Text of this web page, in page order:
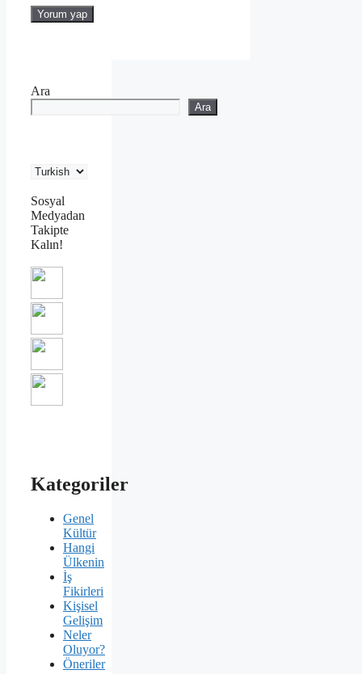
Ara
Ara
Sosyal
Medyadan
Takipte
Kalın!
Kategoriler
Genel
Kültür
Hangi
Ülkenin
İş
Fikirleri
Kişisel
Gelişim
Neler
Oluyor?
Öneriler